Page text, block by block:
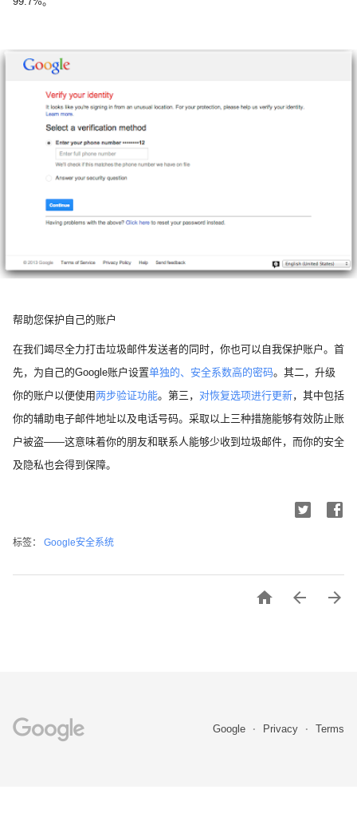
帮助您保护自己的账户
在我们竭尽全力打击垃圾邮件发送者的同时，你也可以自我保护账户。首
先，为自己的Google账户设置单独的、安全系数高的密码。其二，升级
你的账户以便使用两步验证功能。第三， 对恢复选项进行更新，其中包括
你的辅助电子邮件地址以及电话号码。采取以上三种措施能够有效防止账
户被盗——这意味着你的朋友和联系人能够少收到垃圾邮件，而你的安全
及隐私也会得到保障。
标签： Google安全系统
  
Google Privacy Terms